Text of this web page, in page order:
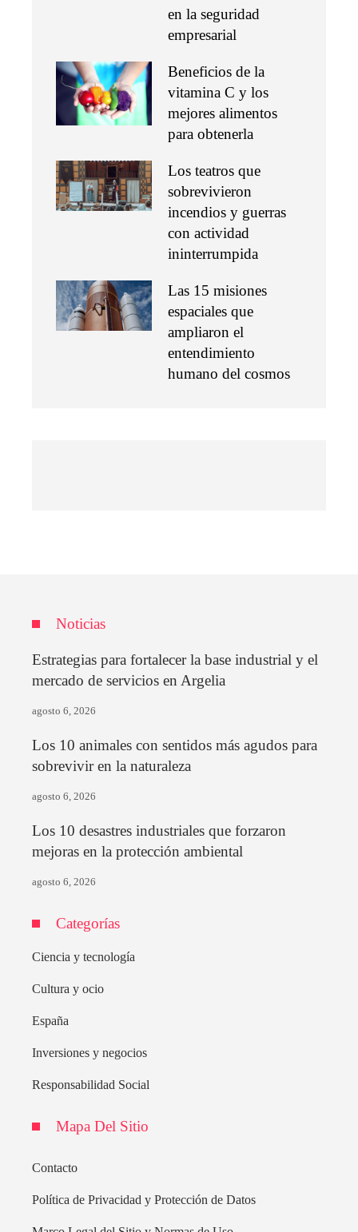
en la seguridad
empresarial
Beneficios de la
vitamina C y los
mejores alimentos
para obtenerla
Los teatros que
sobrevivieron
incendios y guerras
con actividad
ininterrumpida
Las 15 misiones
espaciales que
ampliaron el
entendimiento
humano del cosmos
Noticias
Estrategias para fortalecer la base industrial y el
mercado de servicios en Argelia
agosto 6, 2026
Los 10 animales con sentidos más agudos para
sobrevivir en la naturaleza
agosto 6, 2026
Los 10 desastres industriales que forzaron
mejoras en la protección ambiental
agosto 6, 2026
Categorías
Ciencia y tecnología
Cultura y ocio
España
Inversiones y negocios
Responsabilidad Social
Mapa Del Sitio
Contacto
Política de Privacidad y Protección de Datos